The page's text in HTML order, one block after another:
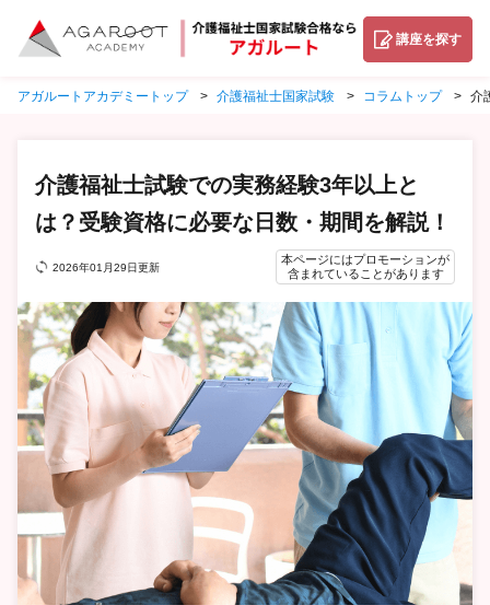
講座を探す
アガルートアカデミートップ 介護福祉士国家試験 コラムトップ 介
介護福祉士試験での実務経験3年以上と
は？受験資格に必要な日数・期間を解説！
2026年01月29日更新
本ページにはプロモーションが
含まれていることがあります